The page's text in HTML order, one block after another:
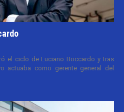
el ciclo de Luciano Boccardo y tras
actuaba como gerente general del